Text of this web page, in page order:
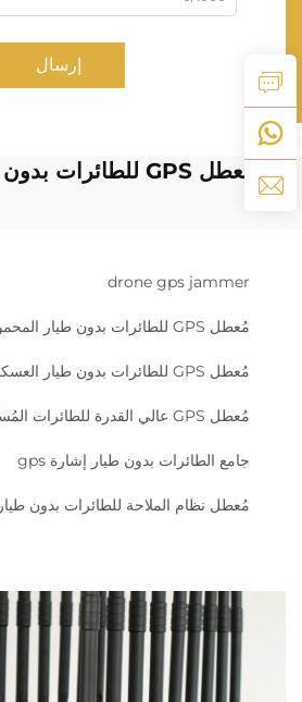
إرسال
مُعطل GPS للطائرات بدون طيار العسكرية
drone gps jammer
مُعطل GPS للطائرات بدون طيار المحمولة
مُعطل GPS للطائرات بدون طيار العسكرية
مُعطل GPS عالي القدرة للطائرات المُسيَّرة
جامع الطائرات بدون طيار إشارة gps
مُعطل نظام الملاحة للطائرات بدون طيار